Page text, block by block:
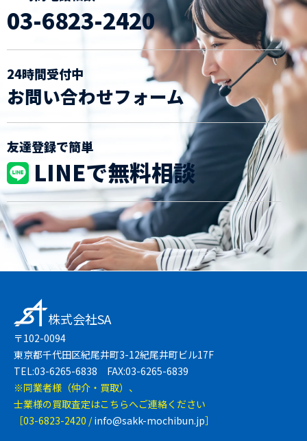
03-6823-2420
24時間受付中
お問い合わせフォーム
友達登録で簡単
LINEで無料相談
株式会社SA
〒102-0094
東京都千代田区紀尾井町3-12紀尾井町ビル17F
TEL:03-6265-6838 FAX:03-6265-6839
※同業者様（仲介・買取）、
士業様の買取査定はこちらへご連絡ください
［03-6823-2420 /info@sakk-mochibun.jp］